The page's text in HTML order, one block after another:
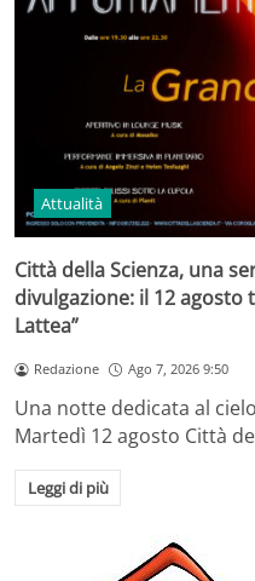
Attualità
Città della Scienza, una
divulgazione: il 12 agosto
Lattea”
Redazione Ago 7, 2026 9:50
Una notte dedicata al
Martedì 12 agosto Città
Leggi di più